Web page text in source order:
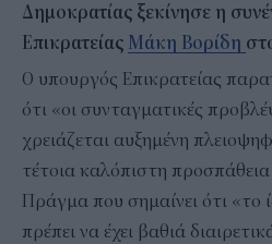
Δημοκρατίας ξεκίνησε η
Επικρατείας Μάκη Βορίδη
Ο υπουργός Επικρατείας
ότι «οι συνταγματικές
χρειάζεται αυξημένη
τέτοια καλόπιστη προσπάθεια
Πράγμα που σημαίνει ότι «το
πρέπει να έχει βαθιά